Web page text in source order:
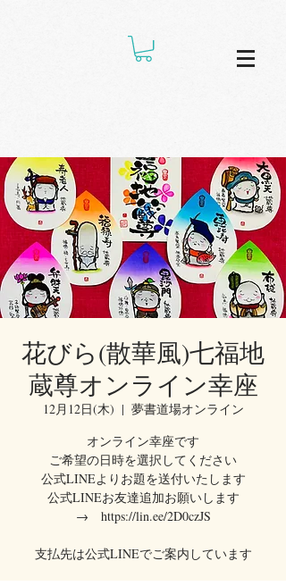
花びら(散華風)七福地
蔵尊オンライン幸座
12月12日(木)
  |
夢書道場オンライン
オンライン幸座です
ご希望の日時を選択してください
公式LINEよりお題を送付いたします
公式LINEお友達追加お願いします
→ https://lin.ee/2D0czJS
支払先は公式LINEでご案内しています